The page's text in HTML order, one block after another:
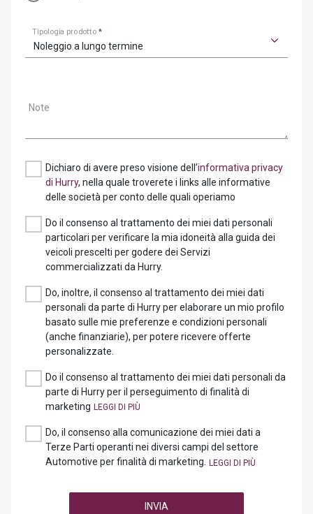
Tipologia prodotto*
Noleggio a lungo termine
Note
Dichiaro di avere preso visione dell’informativa privacy
di Hurry, nella quale troverete i links alle informative
delle società per conto delle quali operiamo
Do il consenso al trattamento dei miei dati personali
particolari per verificare la mia idoneità alla guida dei
veicoli prescelti per godere dei Servizi
commercializzati da Hurry.
Do, inoltre, il consenso al trattamento dei miei dati
personali da parte di Hurry per elaborare un mio profilo
basato sulle mie preferenze e condizioni personali
(anche finanziarie), per potere ricevere offerte
personalizzate.
Do il consenso al trattamento dei miei dati personali da
parte di Hurry per il perseguimento di finalità di
marketing
Do, il consenso alla comunicazione dei miei dati a
Terze Parti operanti nei diversi campi del settore
Automotive per finalità di marketing.
INVIA